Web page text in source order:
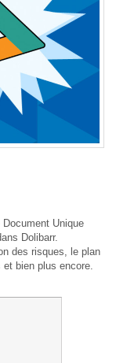
Unique
Dolibarr.
des risques, le plan
bien plus encore.